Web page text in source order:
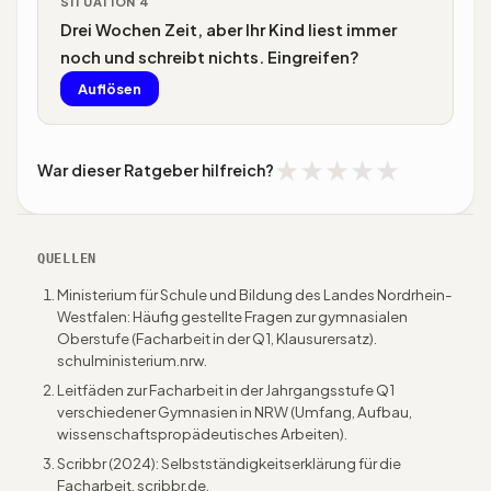
machen. Jede übernommene oder sinngemäß
wiedergegebene Stelle braucht eine
Quellenangabe. Am besten Quellen gleich beim
Drei Wochen Zeit, aber Ihr Kind liest immer
noch und schreibt nichts. Eingreifen?
Auflösen
Ja, aber bei der Struktur, nicht beim Inhalt.
War dieser Ratgeber hilfreich? ★ ★ ★ ★ ★
QUELLEN
Ministerium für Schule und Bildung des Landes Nordrhein-
Westfalen: Häufig gestellte Fragen zur gymnasialen
Oberstufe (Facharbeit in der Q1, Klausurersatz).
schulministerium.nrw.
Leitfäden zur Facharbeit in der Jahrgangsstufe Q1
verschiedener Gymnasien in NRW (Umfang, Aufbau,
wissenschaftspropädeutisches Arbeiten).
Scribbr (2024): Selbstständigkeitserklärung für die
Facharbeit. scribbr.de.